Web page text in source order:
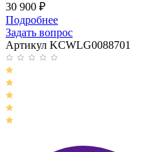
30 900 ₽
Подробнее
Задать вопрос
Артикул KCWLG0088701